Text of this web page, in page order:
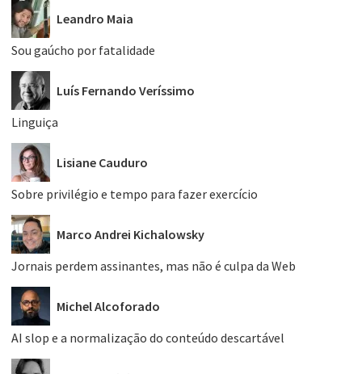
Leandro Maia
Sou gaúcho por fatalidade
Luís Fernando Veríssimo
Linguiça
Lisiane Cauduro
Sobre privilégio e tempo para fazer exercício
Marco Andrei Kichalowsky
Jornais perdem assinantes, mas não é culpa da Web
Michel Alcoforado
AI slop e a normalização do conteúdo descartável